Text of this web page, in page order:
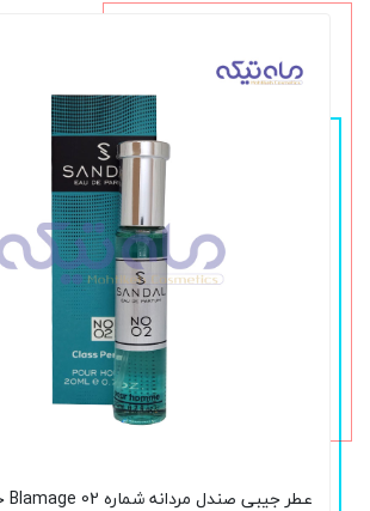
عطر جیبی صندل مردانه شماره 02 Blamage حجم 20 میل